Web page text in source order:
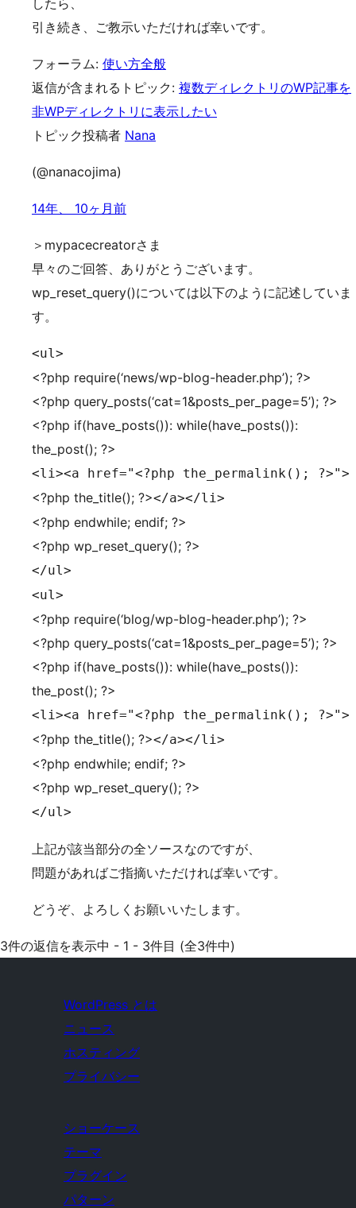
したら、
引き続き、ご教示いただければ幸いです。
フォーラム: 使い方全般
返信が含まれるトピック: 複数ディレクトリのWP記事を
非WPディレクトリに表示したい
トピック投稿者 Nana
(@nanacojima)
14年、 10ヶ月前
＞mypacecreatorさま
早々のご回答、ありがとうございます。
wp_reset_query()については以下のように記述していま
す。
<ul>
<?php require(‘news/wp-blog-header.php’); ?>
<?php query_posts(‘cat=1&posts_per_page=5’); ?>
<?php if(have_posts()): while(have_posts()):
the_post(); ?>
<li><a href="<?php the_permalink(); ?>">
<?php the_title(); ?></a></li>
<?php endwhile; endif; ?>
<?php wp_reset_query(); ?>
</ul>
<ul>
<?php require(‘blog/wp-blog-header.php’); ?>
<?php query_posts(‘cat=1&posts_per_page=5’); ?>
<?php if(have_posts()): while(have_posts()):
the_post(); ?>
<li><a href="<?php the_permalink(); ?>">
<?php the_title(); ?></a></li>
<?php endwhile; endif; ?>
<?php wp_reset_query(); ?>
</ul>
上記が該当部分の全ソースなのですが、
問題があればご指摘いただければ幸いです。
どうぞ、よろしくお願いいたします。
3件の返信を表示中 - 1 - 3件目 (全3件中)
WordPress とは
ニュース
ホスティング
プライバシー
ショーケース
テーマ
プラグイン
パターン